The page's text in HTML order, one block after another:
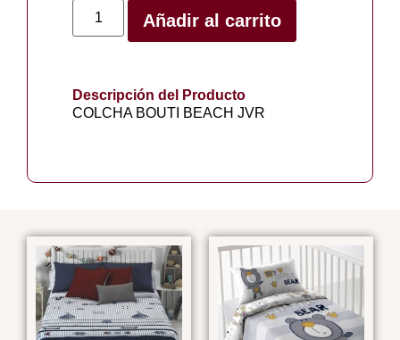
Añadir al carrito
Descripción del Producto
COLCHA BOUTI BEACH JVR